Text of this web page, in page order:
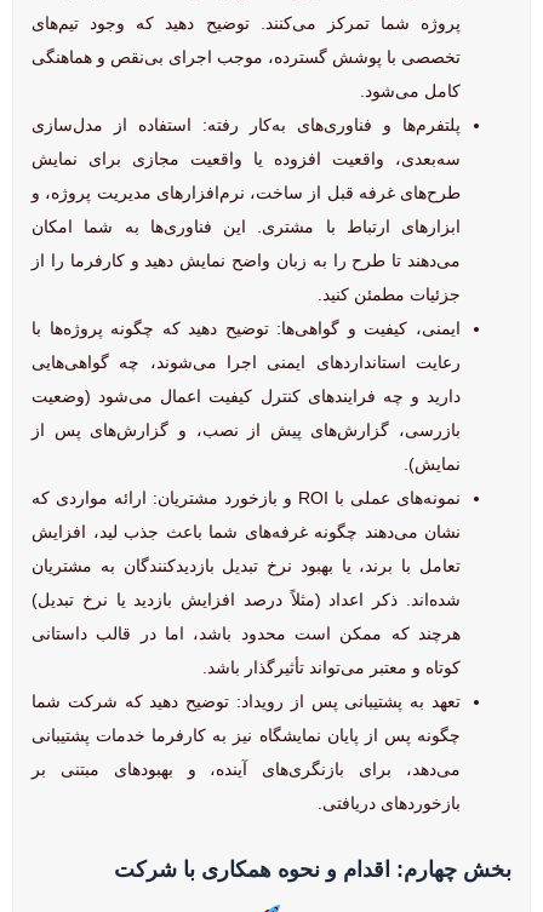
پروژه شما تمرکز می‌کنند. توضیح دهید که وجود تیم‌های
تخصصی با پوشش گسترده، موجب اجرای بی‌نقص و هماهنگی
کامل می‌شود.
پلتفرم‌ها و فناوری‌های به‌کار رفته: استفاده از مدل‌سازی
سه‌بعدی، واقعیت افزوده یا واقعیت مجازی برای نمایش
طرح‌های غرفه قبل از ساخت، نرم‌افزارهای مدیریت پروژه، و
ابزارهای ارتباط با مشتری. این فناوری‌ها به شما امکان
می‌دهند تا طرح را به زبان واضح نمایش دهید و کارفرما را از
جزئیات مطمئن کنید.
ایمنی، کیفیت و گواهی‌ها: توضیح دهید که چگونه پروژه‌ها با
رعایت استانداردهای ایمنی اجرا می‌شوند، چه گواهی‌هایی
دارید و چه فرایندهای کنترل کیفیت اعمال می‌شود (وضعیت
بازرسی، گزارش‌های پیش از نصب، و گزارش‌های پس از
نمایش).
نمونه‌های عملی با ROI و بازخورد مشتریان: ارائه مواردی که
نشان می‌دهند چگونه غرفه‌های شما باعث جذب لید، افزایش
تعامل با برند، یا بهبود نرخ تبدیل بازدیدکنندگان به مشتریان
شده‌اند. ذکر اعداد (مثلاً درصد افزایش بازدید یا نرخ تبدیل)
هرچند که ممکن است محدود باشد، اما در قالب داستانی
کوتاه و معتبر می‌تواند تأثیرگذار باشد.
تعهد به پشتیبانی پس از رویداد: توضیح دهید که شرکت شما
چگونه پس از پایان نمایشگاه نیز به کارفرما خدمات پشتیبانی
می‌دهد، برای بازنگری‌های آینده، و بهبودهای مبتنی بر
بازخوردهای دریافتی.
بخش چهارم: اقدام و نحوه همکاری با شرکت